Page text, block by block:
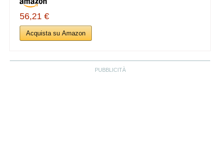
56,21 €
Acquista su Amazon